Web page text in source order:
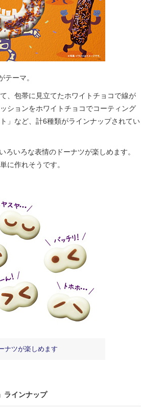
ーマ。
、包帯に見立てたホワイトチョコで線が
ションをホワイトチョコでコーティング
」など、計6種類がラインナップされてい
いろな表情のドーナツが楽しめます。
に作れそうです。
ナツが楽しめます
ラインナップ